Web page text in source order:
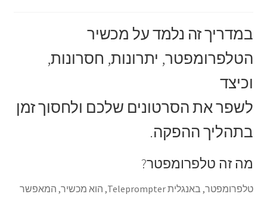
הליכון ירוק מתקפל לצילומים להשכרה יומית
הסכם השכרה
הצהרת נגישות
מכשיר טלפרומפטר להשכרה
במדריך זה נלמד על מכשיר
הטלפרומפטר, יתרונות, חסרונות,
וכיצד
לשפר את הסרטונים שלכם ולחסוך זמן
בתהליך ההפקה.
מה זה טלפרומפטר?
טלפרומפטר, באנגלית Teleprompter, הוא מכשיר, המאפשר